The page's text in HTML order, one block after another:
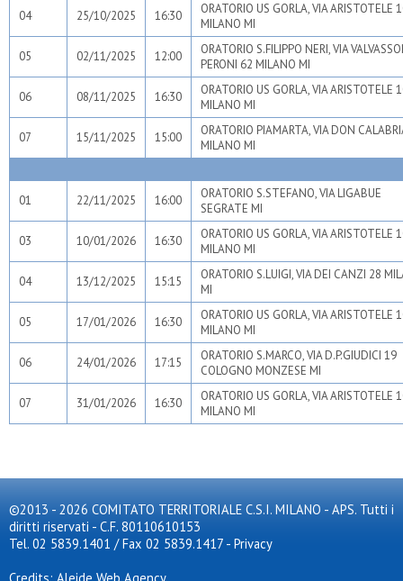
04 25/10/2025 16:30
ORATORIO US GORLA, VIA ARISTOTELE
MILANO MI
05 02/11/2025 12:00
ORATORIO S.FILIPPO NERI, VIA
PERONI 62 MILANO MI
06 08/11/2025 16:30
ORATORIO US GORLA, VIA ARISTOTELE
MILANO MI
07 15/11/2025 15:00
ORATORIO PIAMARTA, VIA DON
MILANO MI
01 22/11/2025 16:00
ORATORIO S.STEFANO, VIA LIGABUE
SEGRATE MI
03 10/01/2026 16:30
ORATORIO US GORLA, VIA ARISTOTELE
MILANO MI
04 13/12/2025 15:15
ORATORIO S.LUIGI, VIA DEI CANZI 28
MI
05 17/01/2026 16:30
ORATORIO US GORLA, VIA ARISTOTELE
MILANO MI
06 24/01/2026 17:15
ORATORIO S.MARCO, VIA D.P.GIUDICI 19
COLOGNO MONZESE MI
07 31/01/2026 16:30
ORATORIO US GORLA, VIA ARISTOTELE
MILANO MI
©2013 - 2026 COMITATO TERRITORIALE C.S.I. MILANO - APS. Tutti i
diritti riservati - C.F. 80110610153
Tel. 02 5839.1401 / Fax 02 5839.1417 - Privacy